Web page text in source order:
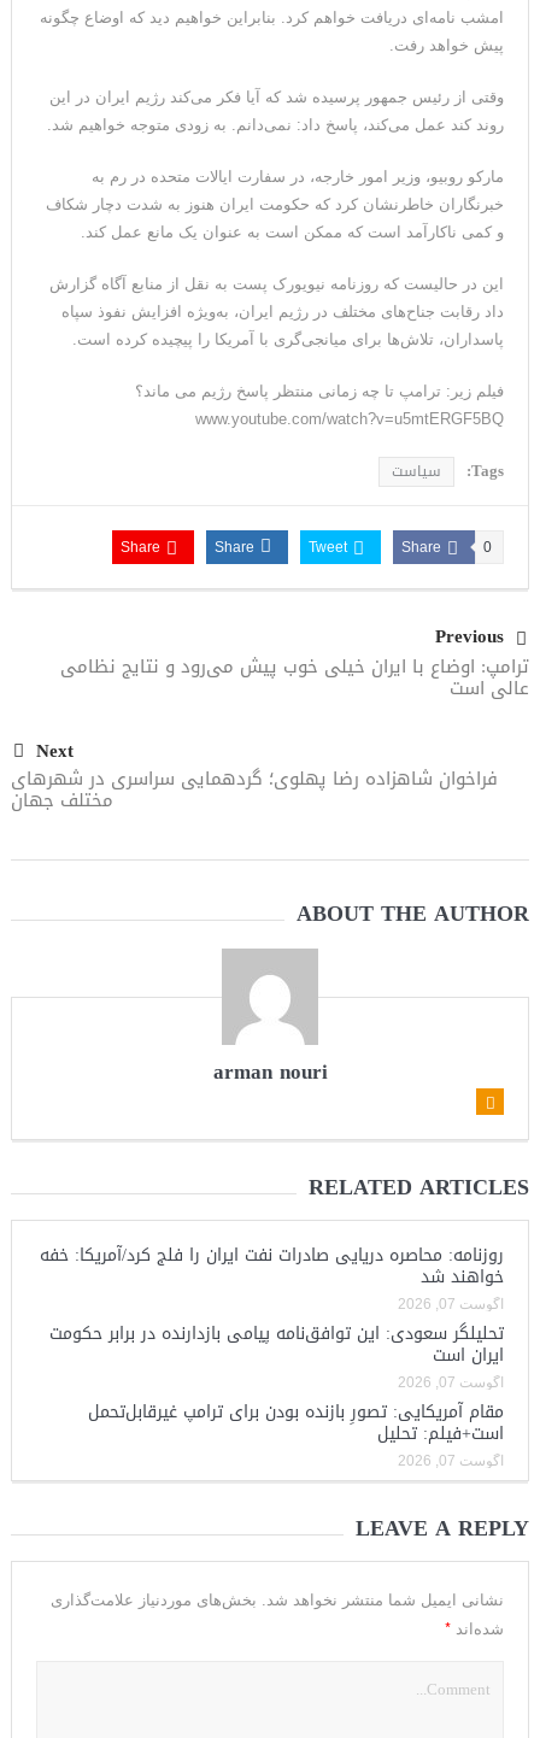
امشب نامه‌ای دریافت خواهم کرد. بنابراین خواهیم دید که اوضاع چگونه
پیش خواهد رفت.
وقتی از رئیس جمهور پرسیده شد که آیا فکر می‌کند رژیم ایران در این
روند کند عمل می‌کند، پاسخ داد: نمی‌دانم. به زودی متوجه خواهیم شد.
مارکو روبیو، وزیر امور خارجه، در سفارت ایالات متحده در رم به
خبرنگاران خاطرنشان کرد که حکومت ایران هنوز به شدت دچار شکاف
و کمی ناکارآمد است که ممکن است به عنوان یک مانع عمل کند.
این در حالیست که روزنامه نیویورک پست به نقل از منابع آگاه گزارش
داد رقابت جناح‌های مختلف در رژیم ایران، به‌ویژه افزایش نفوذ سپاه
پاسداران، تلاش‌ها برای میانجی‌گری با آمریکا را پیچیده کرده است.
فیلم زیر: ترامپ تا چه زمانی منتظر پاسخ رژیم می ماند؟
www.youtube.com/watch?v=u5mtERGF5BQ
Tags: سیاست
Share 0
Tweet
Share
Share
Previous
ترامپ: اوضاع با ایران خیلی خوب پیش می‌رود و نتایج نظامی
عالی است
Next
فراخوان شاهزاده رضا پهلوی؛ گردهمایی‌ سراسری در شهرهای
مختلف جهان
ABOUT THE AUTHOR
arman nouri
RELATED ARTICLES
روزنامه: محاصره دریایی صادرات نفت ایران را فلج کرد/آمریکا: خفه
خواهند شد
آگوست 07, 2026
تحلیلگر سعودی: این توافق‌نامه پیامی بازدارنده در برابر حکومت
ایران است
آگوست 07, 2026
مقام آمریکایی: تصورِ بازنده بودن برای ترامپ غیرقابل‌تحمل
است+فیلم: تحلیل
آگوست 07, 2026
LEAVE A REPLY
نشانی ایمیل شما منتشر نخواهد شد. بخش‌های موردنیاز علامت‌گذاری
شده‌اند *